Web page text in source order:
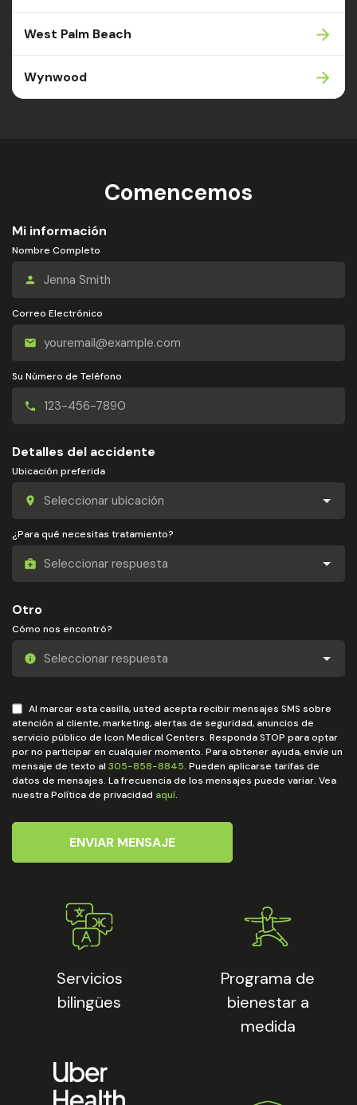
West Palm Beach
Wynwood
Comencemos
Servicios
bilingües
Mi información
Nombre Completo
Correo Electrónico
Su Número de Teléfono
Detalles del accidente
Ubicación preferida
¿Para qué necesitas tratamiento?
Otro
Cómo nos encontró?
Al marcar esta casilla, usted acepta recibir mensajes SMS sobre
atención al cliente, marketing, alertas de seguridad, anuncios de
servicio público de Icon Medical Centers. Responda STOP para optar
por no participar en cualquier momento. Para obtener ayuda, envíe un
mensaje de texto al 305-858-8845. Pueden aplicarse tarifas de
datos de mensajes. La frecuencia de los mensajes puede variar. Vea
nuestra Política de privacidad aquí.
ENVIAR MENSAJE
Programa de
bienestar a
medida